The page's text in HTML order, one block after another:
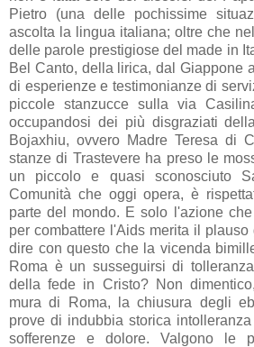
Pietro (una delle pochissime
ascolta la lingua italiana; oltre che
delle parole prestigiose del made in
Bel Canto, della lirica, dal Giappone
di esperienze e testimonianze di
piccole stanzucce sulla via
occupandosi dei più disgraziati
Bojaxhiu, ovvero Madre Teresa di
stanze di Trastevere ha preso le
un piccolo e quasi sconosciuto
Comunità che oggi opera, è
parte del mondo. E solo l'azione
per combattere l'Aids merita il
dire con questo che la vicenda
Roma è un susseguirsi di
della fede in Cristo? Non
mura di Roma, la chiusura degli
prove di indubbia storica
sofferenze e dolore. Valgono le